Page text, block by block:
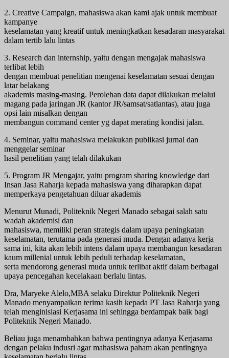
2. Creative Campaign, mahasiswa akan kami ajak untuk membuat
kampanye
keselamatan yang kreatif untuk meningkatkan kesadaran masyarakat
dalam tertib lalu lintas
3. Research dan internship, yaitu dengan mengajak mahasiswa
terlibat lebih
dengan membuat penelitian mengenai keselamatan sesuai dengan
latar belakang
akademis masing-masing. Perolehan data dapat dilakukan melalui
magang pada jaringan JR (kantor JR/samsat/satlantas), atau juga
opsi lain misalkan dengan
membangun command center yg dapat merating kondisi jalan.
4. Seminar, yaitu mahasiswa melakukan publikasi jurnal dan
menggelar seminar
hasil penelitian yang telah dilakukan
5. Program JR Mengajar, yaitu program sharing knowledge dari
Insan Jasa Raharja kepada mahasiswa yang diharapkan dapat
memperkaya pengetahuan diluar akademis
Menurut Munadi, Politeknik Negeri Manado sebagai salah satu
wadah akademisi dan
mahasiswa, memiliki peran strategis dalam upaya peningkatan
keselamatan, terutama pada generasi muda. Dengan adanya kerja
sama ini, kita akan lebih intens dalam upaya membangun kesadaran
kaum millenial untuk lebih peduli terhadap keselamatan,
serta mendorong generasi muda untuk terlibat aktif dalam berbagai
upaya pencegahan kecelakaan berlalu lintas.
Dra, Maryeke Alelo,MBA selaku Direktur Politeknik Negeri
Manado menyampaikan terima kasih kepada PT Jasa Raharja yang
telah menginisiasi Kerjasama ini sehingga berdampak baik bagi
Politeknik Negeri Manado.
Beliau juga menambahkan bahwa pentingnya adanya Kerjasama
dengan pelaku indusri agar mahasiswa paham akan pentingnya